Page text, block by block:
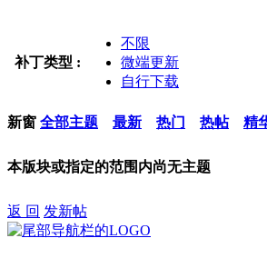
补丁类型 :
不限
微端更新
自行下载
新窗 全部主题 最新 热门 热帖 精
本版块或指定的范围内尚无主题
返 回 发新帖